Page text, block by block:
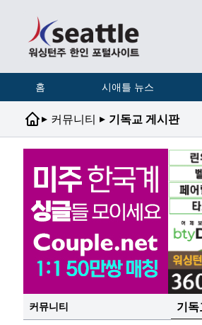
홈 시애틀 뉴스
▸ 커뮤니티 ▸ 기독교 게시판
커뮤니티
기